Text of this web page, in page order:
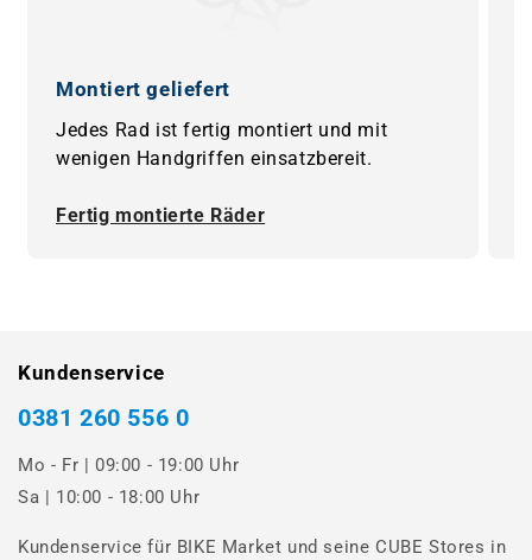
Montiert geliefert
Jedes Rad ist fertig montiert und mit
wenigen Handgriffen einsatzbereit.
Fertig montierte Räder
Kundenservice
0381 260 556 0
Mo - Fr | 09:00 - 19:00 Uhr
Sa | 10:00 - 18:00 Uhr
Kundenservice für BIKE Market und seine CUBE Stores in